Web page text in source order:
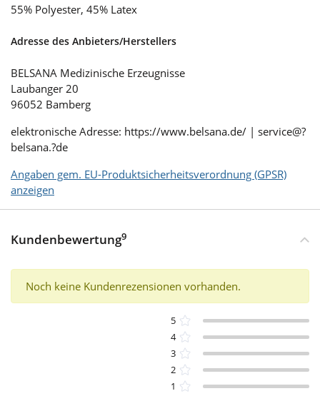
55% Polyester, 45% Latex
Adresse des Anbieters/Herstellers
BELSANA Medizinische Erzeugnisse
Laubanger 20
96052 Bamberg
elektronische Adresse: https://www.belsana.de/ | ser­vice@?
belsana.?de
Angaben gem. EU-Produktsicherheitsverordnung (GPSR)
anzeigen
Kundenbewertung9
Noch keine Kundenrezensionen vorhanden.
5
4
3
2
1